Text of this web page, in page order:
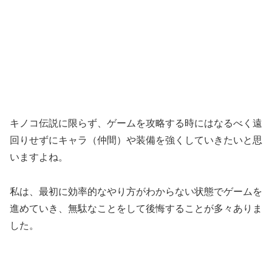
キノコ伝説に限らず、ゲームを攻略する時にはなるべく遠
回りせずにキャラ（仲間）や装備を強くしていきたいと思
いますよね。
私は、最初に効率的なやり方がわからない状態でゲームを
進めていき、無駄なことをして後悔することが多々ありま
した。